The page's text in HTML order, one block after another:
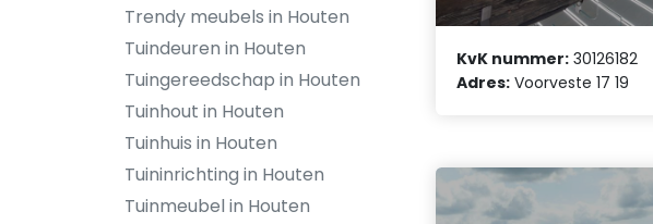
Trendy meubels in Houten
Tuindeuren in Houten
Tuingereedschap in Houten
Tuinhout in Houten
Tuinhuis in Houten
Tuininrichting in Houten
Tuinmeubel in Houten
KvK nummer: 30126182
Adres: Voorveste 17 19